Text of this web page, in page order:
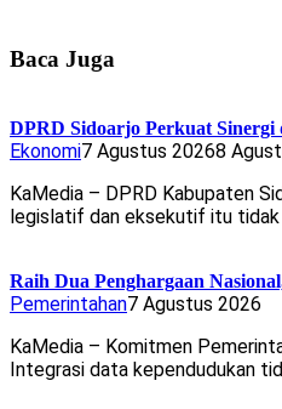
Baca Juga
DPRD Sidoarjo Perkuat Sinergi
Ekonomi7 Agustus 20268
KaMedia – DPRD Kabupaten
legislatif dan eksekutif itu
Raih Dua Penghargaan
Pemerintahan7 Agustus 2026
KaMedia – Komitmen
Integrasi data kependudukan